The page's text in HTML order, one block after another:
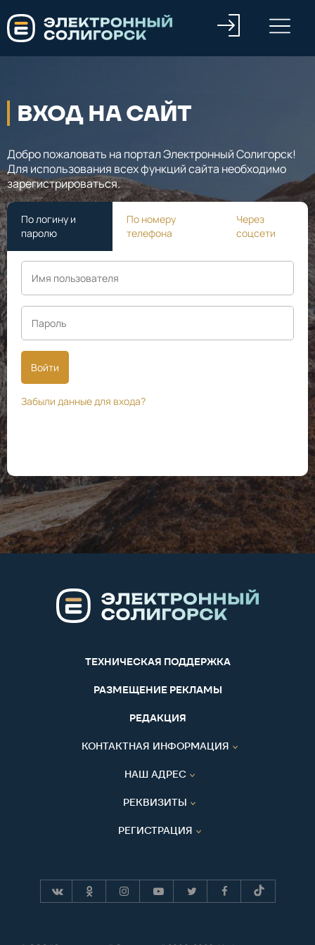
ВХОД НА САЙТ
Добро пожаловать на портал Электронный Солигорск!
Для использования всех функций сайта необходимо
зарегистрироваться.
По логину и
паролю
По номеру
телефона
Через
соцсети
Войти
Забыли данные для входа?
ТЕХНИЧЕСКАЯ ПОДДЕРЖКА
РАЗМЕЩЕНИЕ РЕКЛАМЫ
РЕДАКЦИЯ
КОНТАКТНАЯ ИНФОРМАЦИЯ
НАШ АДРЕС
РЕКВИЗИТЫ
РЕГИСТРАЦИЯ